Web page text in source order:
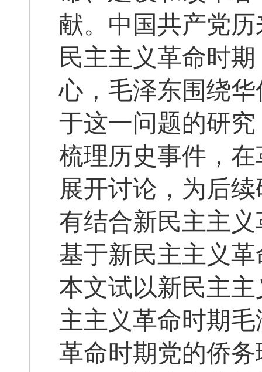
献。中国共产党
民主主义革命时
心，毛泽东围绕
于这一问题的研
梳理历史事件，
展开讨论，为后
有结合新民主主
基于新民主主义
本文试以新民主
主主义革命时期
革命时期党的侨